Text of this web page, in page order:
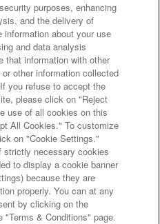
産形成層へのアプロー
厚生ソリューションプ
上げて職域の事業領域
大化策を実践した。
ージへ
ジへ
purposes, enhancing
and the delivery of
about your use
and data analysis
that information with other
other information collected
you refuse to accept the
please click on "Reject
use of all cookies on this
All Cookies." To customize
on "Cookie Settings."
strictly necessary cookies
to display a cookie banner
because they are
properly. You can at any
by clicking on the
& Conditions" page.